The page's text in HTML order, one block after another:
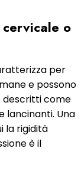
o
per
e possono
descritti come
lancinanti. Una
la rigidità
è il